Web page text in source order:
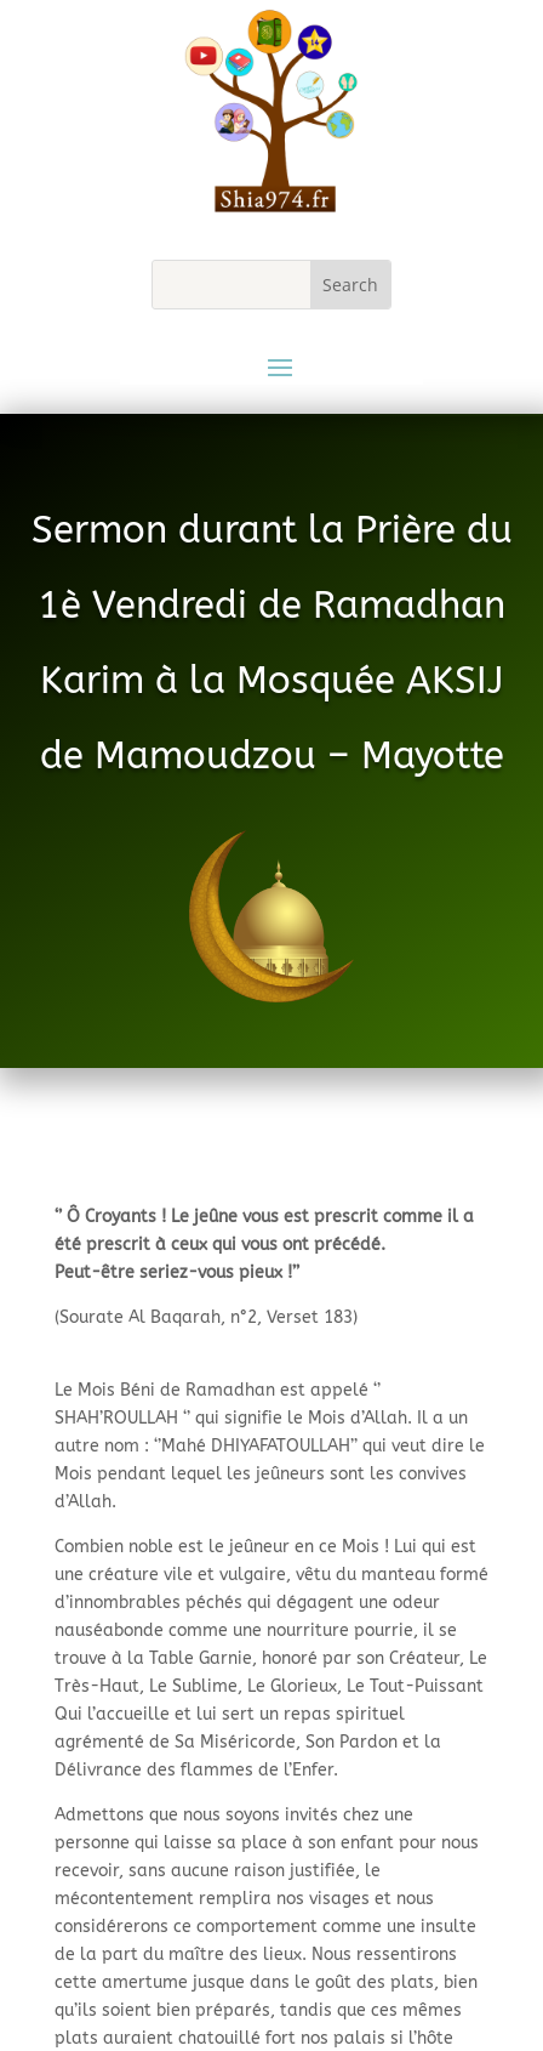
Sermon durant la Prière du
1è Vendredi de Ramadhan
Karim à la Mosquée AKSIJ
de Mamoudzou – Mayotte
‘’ Ô Croyants ! Le jeûne vous est prescrit comme il a
été prescrit à ceux qui vous ont précédé.
Peut-être seriez-vous pieux !’’
(Sourate Al Baqarah, n°2, Verset 183)
Le Mois Béni de Ramadhan est appelé ‘’
SHAH’ROULLAH ‘’ qui signifie le Mois d’Allah. Il a un
autre nom : ‘’Mahé DHIYAFATOULLAH’’ qui veut dire le
Mois pendant lequel les jeûneurs sont les convives
d’Allah.
Combien noble est le jeûneur en ce Mois ! Lui qui est
une créature vile et vulgaire, vêtu du manteau formé
d’innombrables péchés qui dégagent une odeur
nauséabonde comme une nourriture pourrie, il se
trouve à la Table Garnie, honoré par son Créateur, Le
Très-Haut, Le Sublime, Le Glorieux, Le Tout-Puissant
Qui l’accueille et lui sert un repas spirituel
agrémenté de Sa Miséricorde, Son Pardon et la
Délivrance des flammes de l’Enfer.
Admettons que nous soyons invités chez une
personne qui laisse sa place à son enfant pour nous
recevoir, sans aucune raison justifiée, le
mécontentement remplira nos visages et nous
considérerons ce comportement comme une insulte
de la part du maître des lieux. Nous ressentirons
cette amertume jusque dans le goût des plats, bien
qu’ils soient bien préparés, tandis que ces mêmes
plats auraient chatouillé fort nos palais si l’hôte